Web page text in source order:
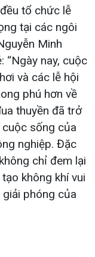
tổ chức lễ
tại các ngôi
Minh
“Ngày nay, cuộc
và các lễ hội
phú hơn về
thuyền đã trở
sống của
nghiệp. Đặc
chỉ đem lại
không khí vui
phóng của